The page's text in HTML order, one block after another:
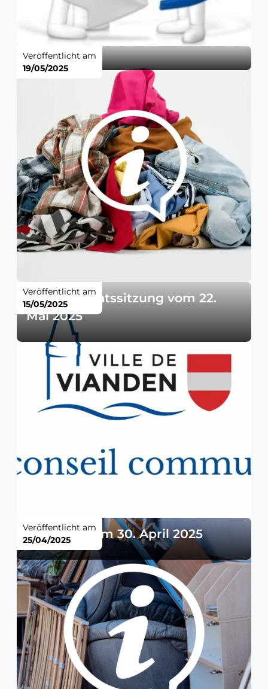
Veröffentlicht am
19/05/2025
Gemeinderatssitzung vom 22.
Mai 2025
Veröffentlicht am
15/05/2025
Sperrmüll am 30. April 2025
Veröffentlicht am
25/04/2025